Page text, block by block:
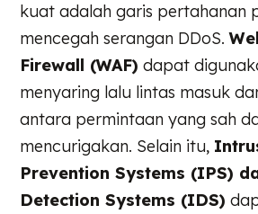
kuat adalah garis pertahanan
mencegah serangan DDoS.
Firewall (WAF) dapat
menyaring lalu lintas masuk
antara permintaan yang sah
mencurigakan. Selain itu,
Prevention Systems (IPS)
Detection Systems (IDS)